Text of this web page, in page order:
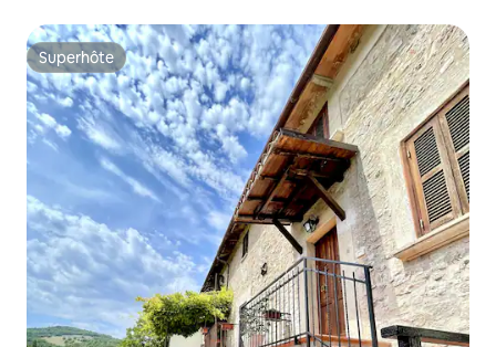
Superhôte
Superhôte